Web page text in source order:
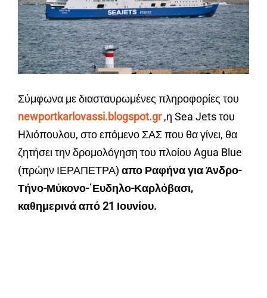
Σύμφωνα με διασταυρωμένες πληροφορίες του
newportkarlovassi.blogspot.gr,η Sea Jets του
Hλιόπουλου, στο επόμενο ΣΑΣ που θα γίνει, θα
ζητήσει την δρομολόγηση του πλοίου Agua Blue
(πρώην ΙΕΡΑΠΕΤΡΑ) απο Ραφήναγια Άνδρο-
Τήνο-Μύκονο-΄Ευδηλο-Καρλόβασι,
καθημερινά από 21 Ιουνίου.